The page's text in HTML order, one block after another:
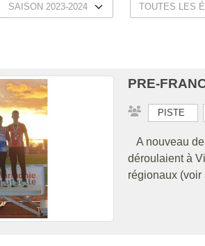
PRE-
PISTE
A nouveau
déroulaient à
régionaux (voir